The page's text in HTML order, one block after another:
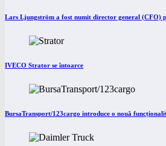
Lars Ljungström a fost numit director general (CFO)
IVECO Strator se întoarce
BursaTransport/123cargo introduce o nouă